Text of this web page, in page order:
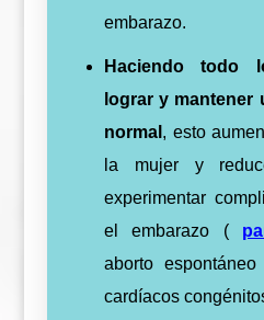
embarazo.
Haciendo todo
lograr y mantener
normal , esto
la mujer y
experimentar
el embarazo (
aborto
cardíacos